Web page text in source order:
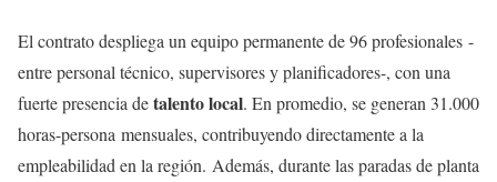
El contrato despliega un equipo permanente de 96 profesionales -
entre personal técnico, supervisores y planificadores-, con una
fuerte presencia detalentolocal. En promedio, se generan 31.000
horas-persona mensuales, contribuyendo directamente a la
empleabilidad en la región. Además, durante las paradas de planta